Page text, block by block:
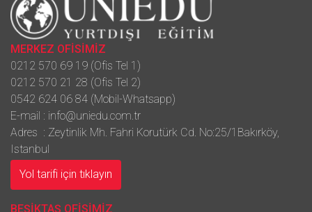
MERKEZ OFİSİMİZ
0212 570 69 19 (Ofis Tel 1)
0212 570 21 28 (Ofis Tel 2)
0542 624 06 84 (Mobil-Whatsapp)
E-mail : info@uniedu.com.tr
Adres : Zeytinlik Mh. Fahri Korutürk Cd. No:25/1Bakırköy,
Istanbul
Yol tarifi için tıklayın
BEŞİKTAŞ OFİSİMİZ